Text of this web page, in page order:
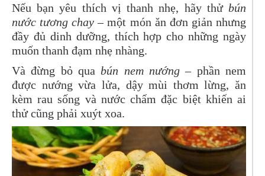
Nếu bạn yêu thích vị thanh nhẹ, hãy thử bún
nước tương chay – một món ăn đơn giản nhưng
đầy đủ dinh dưỡng, thích hợp cho những ngày
muốn thanh đạm nhẹ nhàng.
Và đừng bỏ quabún nem nướng – phần nem
được nướng vừa lửa, dậy mùi thơm lừng, ăn
kèm rau sống và nước chấm đặc biệt khiến ai
thử cũng phải xuýt xoa.